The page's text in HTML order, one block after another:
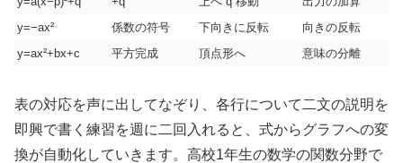
y=−ax²
係数の符号 下向きに反転
向きの反転
y=ax²+bx+c
平方完成 頂点形へ 意味の分離
表の対応を声に出してなぞり、各行について二文の説明を
即興で書く練習を週に二回入れると、式からグラフへの変
換が自動化していきます。高校1年生の数学の関数分野で